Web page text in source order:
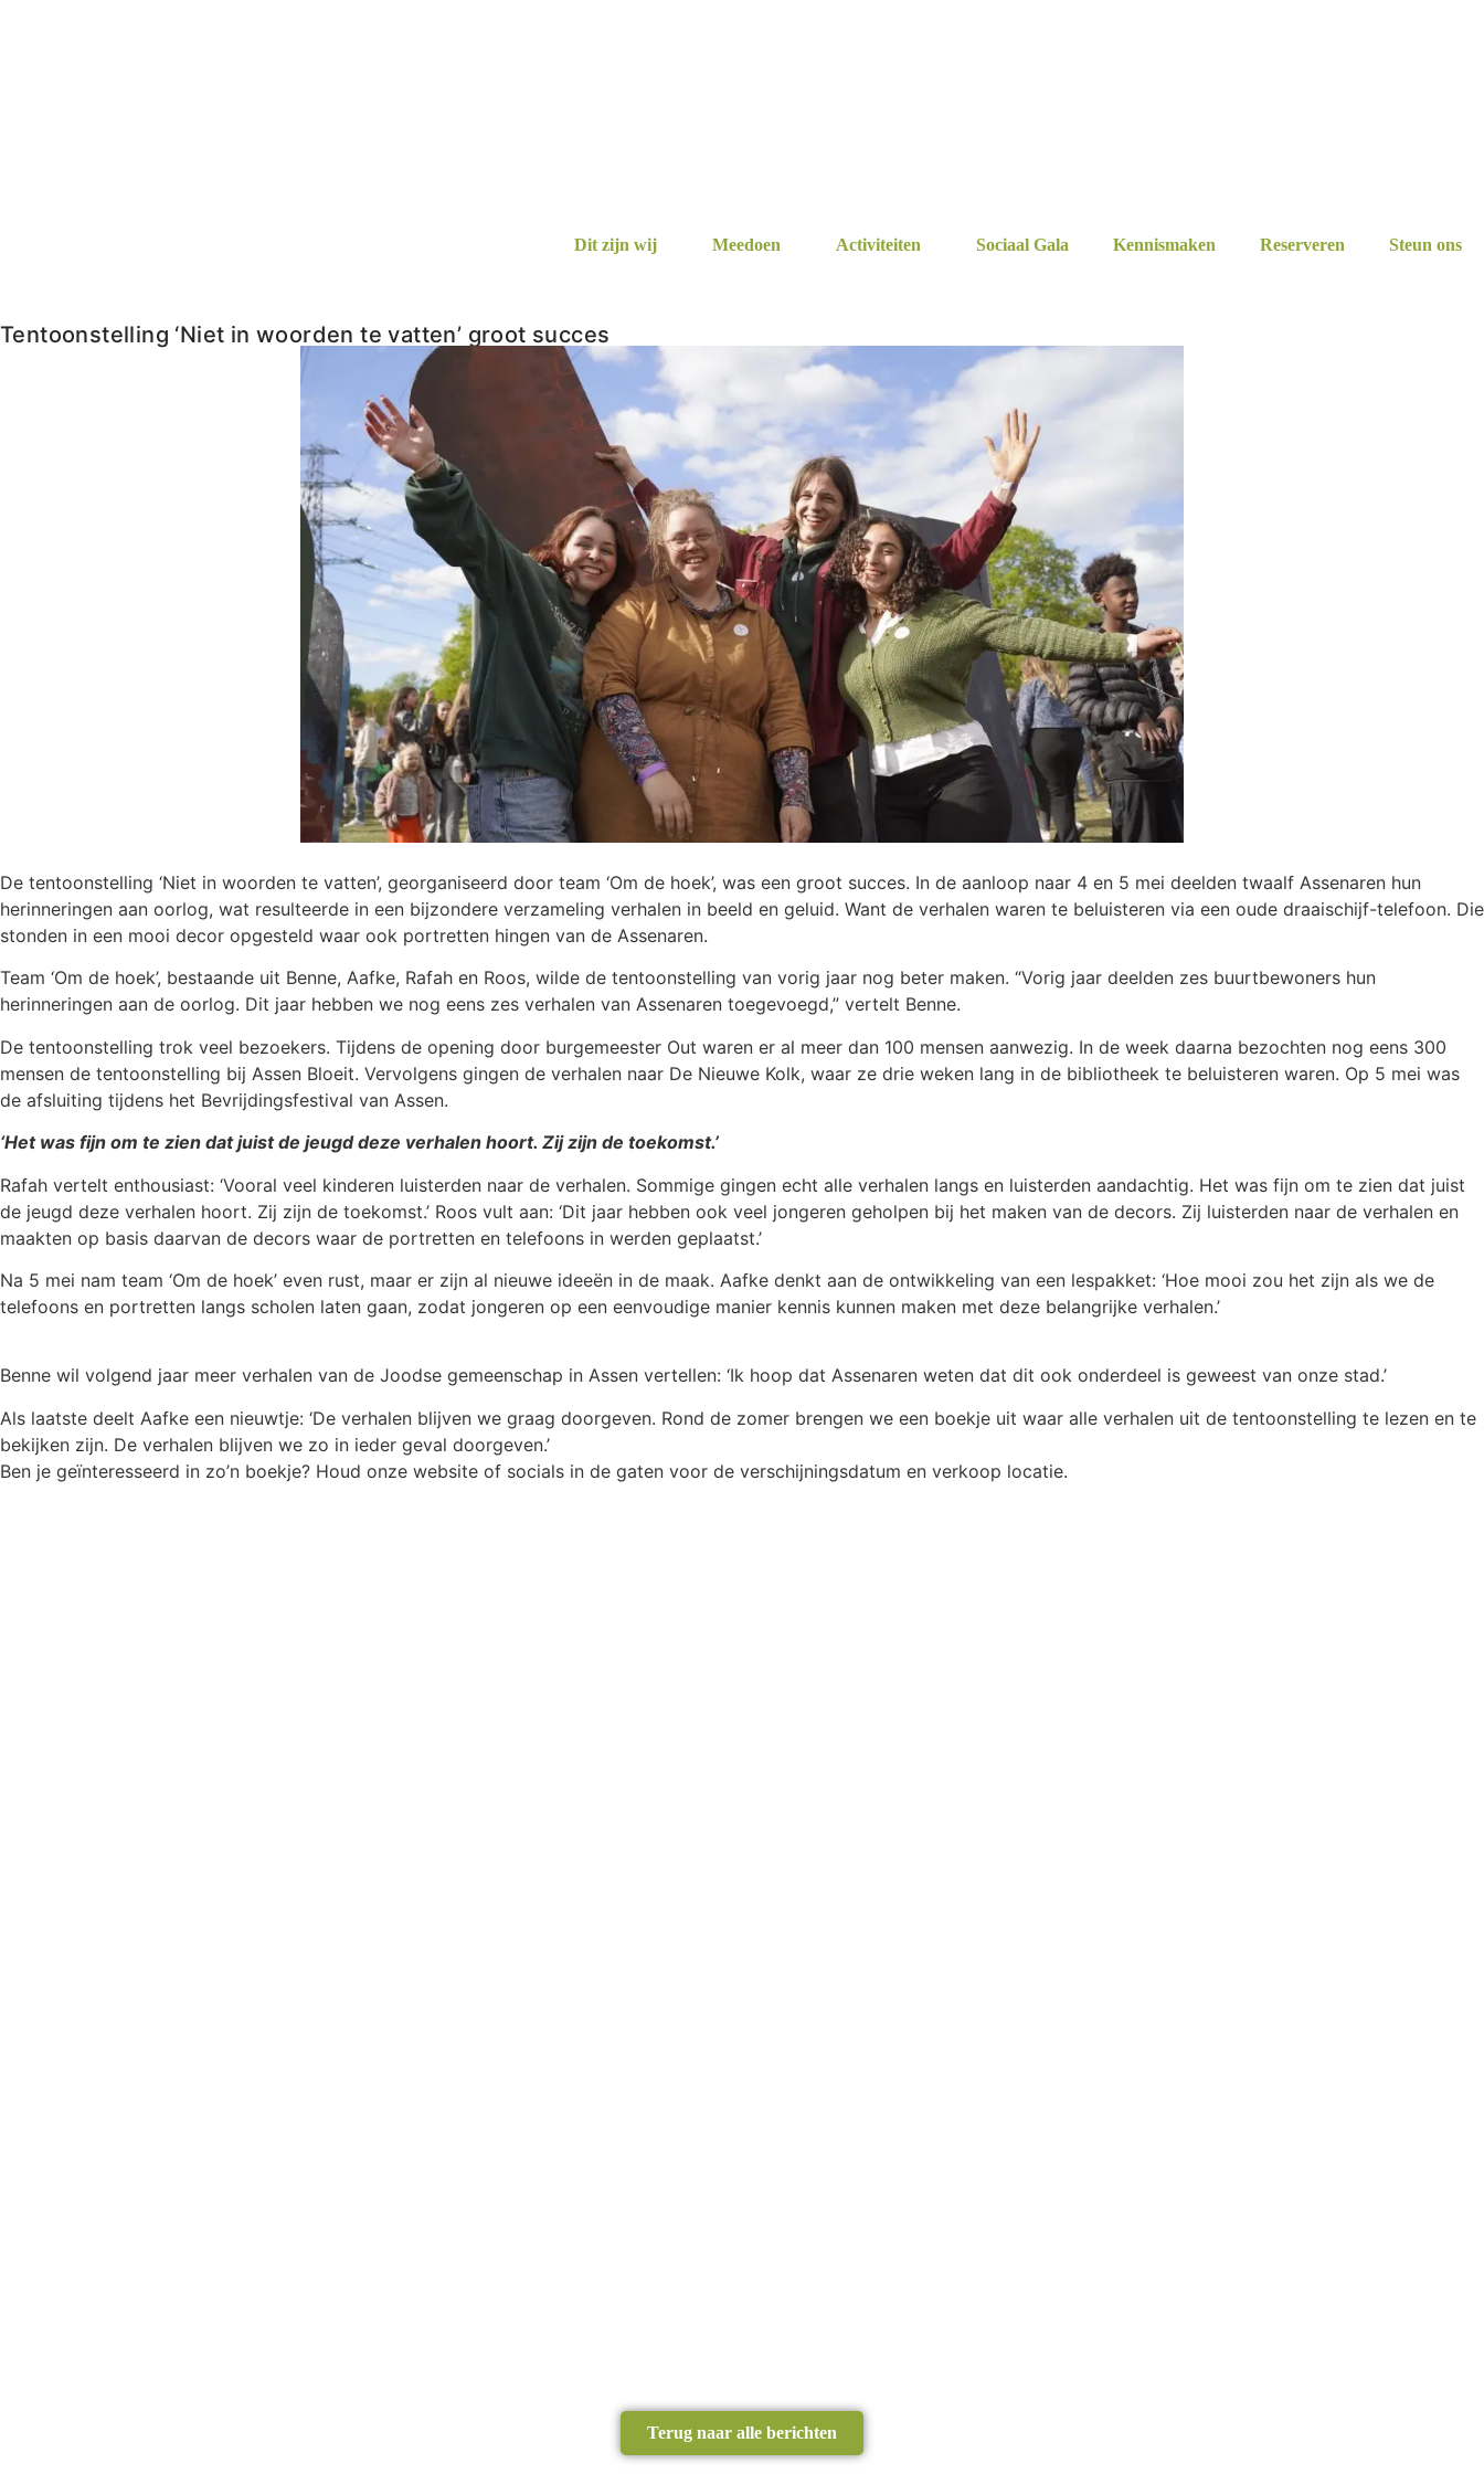
Dit zijn wij Meedoen Activiteiten Sociaal Gala Kennismaken Reserveren Steun ons
Tentoonstelling ‘Niet in woorden te vatten’ groot succes
De tentoonstelling ‘Niet in woorden te vatten’, georganiseerd door team ‘Om de hoek’, was een groot succes. In de aanloop naar 4 en 5 mei deelden twaalf Assenaren hun
herinneringen aan oorlog, wat resulteerde in een bijzondere verzameling verhalen in beeld en geluid. Want de verhalen waren te beluisteren via een oude draaischijf-telefoon. Die
stonden in een mooi decor opgesteld waar ook portretten hingen van de Assenaren.
Team ‘Om de hoek’, bestaande uit Benne, Aafke, Rafah en Roos, wilde de tentoonstelling van vorig jaar nog beter maken. “Vorig jaar deelden zes buurtbewoners hun
herinneringen aan de oorlog. Dit jaar hebben we nog eens zes verhalen van Assenaren toegevoegd,” vertelt Benne.
De tentoonstelling trok veel bezoekers. Tijdens de opening door burgemeester Out waren er al meer dan 100 mensen aanwezig. In de week daarna bezochten nog eens 300
mensen de tentoonstelling bij Assen Bloeit. Vervolgens gingen de verhalen naar De Nieuwe Kolk, waar ze drie weken lang in de bibliotheek te beluisteren waren. Op 5 mei was
de afsluiting tijdens het Bevrijdingsfestival van Assen.
‘Het was fijn om te zien dat juist de jeugd deze verhalen hoort. Zij zijn de toekomst.’
Rafah vertelt enthousiast: ‘Vooral veel kinderen luisterden naar de verhalen. Sommige gingen echt alle verhalen langs en luisterden aandachtig. Het was fijn om te zien dat juist
de jeugd deze verhalen hoort. Zij zijn de toekomst.’ Roos vult aan: ‘Dit jaar hebben ook veel jongeren geholpen bij het maken van de decors. Zij luisterden naar de verhalen en
maakten op basis daarvan de decors waar de portretten en telefoons in werden geplaatst.’
Na 5 mei nam team ‘Om de hoek’ even rust, maar er zijn al nieuwe ideeën in de maak. Aafke denkt aan de ontwikkeling van een lespakket: ‘Hoe mooi zou het zijn als we de
telefoons en portretten langs scholen laten gaan, zodat jongeren op een eenvoudige manier kennis kunnen maken met deze belangrijke verhalen.’
Benne wil volgend jaar meer verhalen van de Joodse gemeenschap in Assen vertellen: ‘Ik hoop dat Assenaren weten dat dit ook onderdeel is geweest van onze stad.’
Als laatste deelt Aafke een nieuwtje: ‘De verhalen blijven we graag doorgeven. Rond de zomer brengen we een boekje uit waar alle verhalen uit de tentoonstelling te lezen en te
bekijken zijn. De verhalen blijven we zo in ieder geval doorgeven.’
Ben je geïnteresseerd in zo’n boekje? Houd onze website of socials in de gaten voor de verschijningsdatum en verkoop locatie.
Terug naar alle berichten